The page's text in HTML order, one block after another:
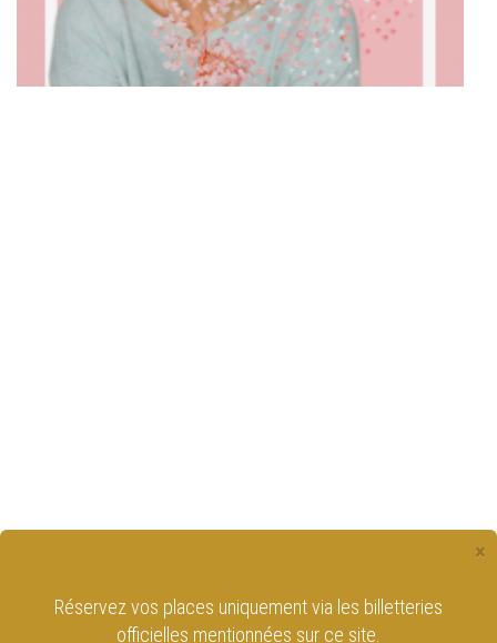
×
Réservez vos places uniquement via les billetteries
officielles mentionnées sur ce site.